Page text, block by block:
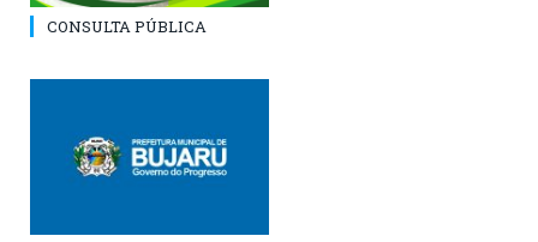
CONSULTA PÚBLICA